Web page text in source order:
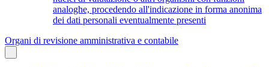
analoghe, procedendo all'indicazione in forma anonima
dei dati personali eventualmente presenti
Organi di revisione amministrativa e contabile